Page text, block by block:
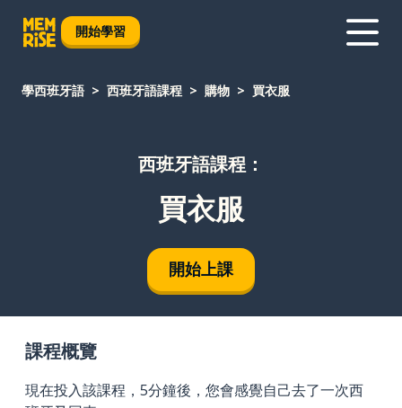
開始學習
學西班牙語 西班牙語課程 購物 買衣服
西班牙語課程：
買衣服
開始上課
課程概覽
現在投入該課程，5分鐘後，您會感覺自己去了一次西